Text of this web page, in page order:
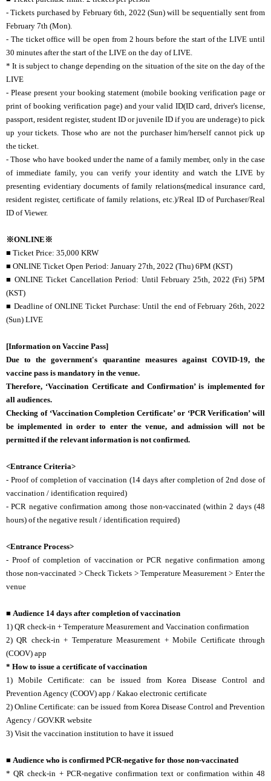
- Tickets purchased by February 6th, 2022 (Sun) will be sequentially sent from
February 7th (Mon).
- The ticket office will be open from 2 hours before the start of the LIVE until
30 minutes after the start of the LIVE on the day of LIVE.
* It is subject to change depending on the situation of the site on the day of the
LIVE
- Please present your booking statement (mobile booking verification page or
print of booking verification page) and your valid ID(ID card, driver's license,
passport, resident register, student ID or juvenile ID if you are underage) to pick
up your tickets. Those who are not the purchaser him/herself cannot pick up
the ticket.
- Those who have booked under the name of a family member, only in the case
of immediate family, you can verify your identity and watch the LIVE by
presenting evidentiary documents of family relations(medical insurance card,
resident register, certificate of family relations, etc.)/Real ID of Purchaser/Real
ID of Viewer.
※ONLINE※
■ Ticket Price: 35,000 KRW
■ ONLINE Ticket Open Period: January 27th, 2022 (Thu) 6PM (KST)
■ ONLINE Ticket Cancellation Period: Until February 25th, 2022 (Fri) 5PM
(KST)
■ Deadline of ONLINE Ticket Purchase: Until the end of February 26th, 2022
(Sun) LIVE
[Information on Vaccine Pass]
Due to the government's quarantine measures against COVID-19, the
vaccine pass is mandatory in the venue.
Therefore, ‘Vaccination Certificate and Confirmation’ is implemented for
all audiences.
Checking of ‘Vaccination Completion Certificate’ or ‘PCR Verification’ will
be implemented in order to enter the venue, and admission will not be
permitted if the relevant information is not confirmed.
<Entrance Criteria>
- Proof of completion of vaccination (14 days after completion of 2nd dose of
vaccination / identification required)
- PCR negative confirmation among those non-vaccinated (within 2 days (48
hours) of the negative result / identification required)
<Entrance Process>
- Proof of completion of vaccination or PCR negative confirmation among
those non-vaccinated > Check Tickets > Temperature Measurement > Enter the
venue
■ Audience 14 days after completion of vaccination
1) QR check-in + Temperature Measurement and Vaccination confirmation
2) QR check-in + Temperature Measurement + Mobile Certificate through
(COOV) app
* How to issue a certificate of vaccination
1) Mobile Certificate: can be issued from Korea Disease Control and
Prevention Agency (COOV) app / Kakao electronic certificate
2) Online Certificate: can be issued from Korea Disease Control and Prevention
Agency / GOV.KR website
3) Visit the vaccination institution to have it issued
■ Audience who is confirmed PCR-negative for those non-vaccinated
* QR check-in + PCR-negative confirmation text or confirmation within 48